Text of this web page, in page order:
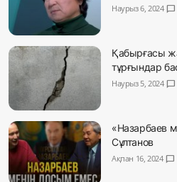
Наурыз 6, 2024 chat_bubble
Қабырғасы
тұрғындар
Наурыз 5, 2024 chat_bubble
«Назарбаев
Сұлтанов
Ақпан 16, 2024 chat_bubble